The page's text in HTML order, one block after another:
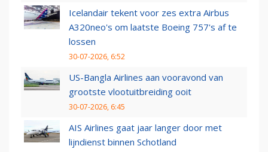
Icelandair tekent voor zes extra Airbus
A320neo's om laatste Boeing 757's af te
lossen
30-07-2026, 6:52
US-Bangla Airlines aan vooravond van
grootste vlootuitbreiding ooit
30-07-2026, 6:45
AIS Airlines gaat jaar langer door met
lijndienst binnen Schotland